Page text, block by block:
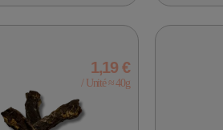
1,19 €
/ Unité ≈ 40g